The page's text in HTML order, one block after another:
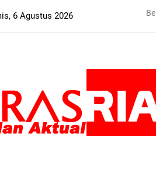
6 Agustus 2026